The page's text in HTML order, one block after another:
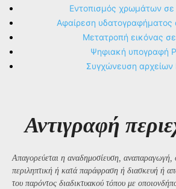
Εντοπισμός χρωμάτων σε
Αφαίρεση υδατογραφήματος
Μετατροπή εικόνας
Ψηφιακή υπογραφή
Συγχώνευση αρχείων
Αντιγραφή
Απαγορεύεται η αναδημοσίευση, αναπαραγωγή,
περιληπτική ή κατά παράφραση ή διασκευή ή
του παρόντος διαδικτυακού τόπου με